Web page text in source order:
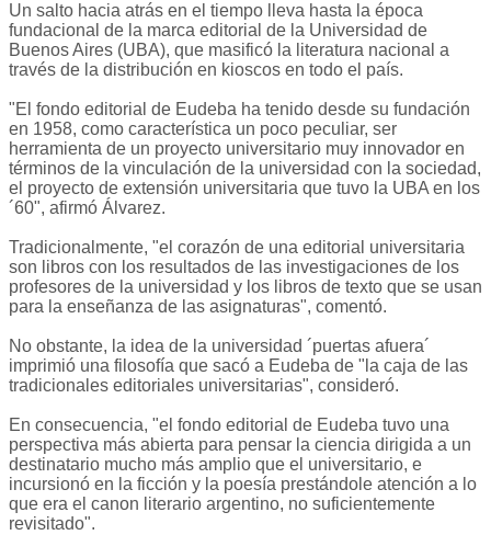
Un salto hacia atrás en el tiempo lleva hasta la época
fundacional de la marca editorial de la Universidad de
Buenos Aires (UBA), que masificó la literatura nacional a
través de la distribución en kioscos en todo el país.
"El fondo editorial de Eudeba ha tenido desde su fundación
en 1958, como característica un poco peculiar, ser
herramienta de un proyecto universitario muy innovador en
términos de la vinculación de la universidad con la sociedad,
el proyecto de extensión universitaria que tuvo la UBA en los
´60", afirmó Álvarez.
Tradicionalmente, "el corazón de una editorial universitaria
son libros con los resultados de las investigaciones de los
profesores de la universidad y los libros de texto que se usan
para la enseñanza de las asignaturas", comentó.
No obstante, la idea de la universidad ´puertas afuera´
imprimió una filosofía que sacó a Eudeba de "la caja de las
tradicionales editoriales universitarias", consideró.
En consecuencia, "el fondo editorial de Eudeba tuvo una
perspectiva más abierta para pensar la ciencia dirigida a un
destinatario mucho más amplio que el universitario, e
incursionó en la ficción y la poesía prestándole atención a lo
que era el canon literario argentino, no suficientemente
revisitado".